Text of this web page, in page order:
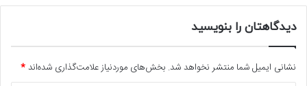
دیدگاهتان را بنویسید
نشانی ایمیل شما منتشر نخواهد شد. بخش‌های موردنیاز علامت‌گذاری شده‌اند*